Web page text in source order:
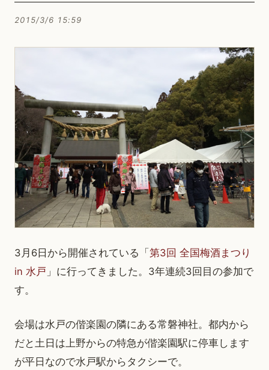
2015/3/6 15:59
3月6日から開催されている「第3回 全国梅酒まつり
in 水戸 」に行ってきました。3年連続3回目の参加で
す。
会場は水戸の偕楽園の隣にある常磐神社。都内から
だと土日は上野からの特急が偕楽園駅に停車します
が平日なので水戸駅からタクシーで。